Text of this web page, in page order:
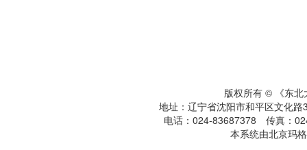
版权所有 © 《东北
地址：辽宁省沈阳市和平区文化
电话：024-83687378 传真：
本系统由北京玛